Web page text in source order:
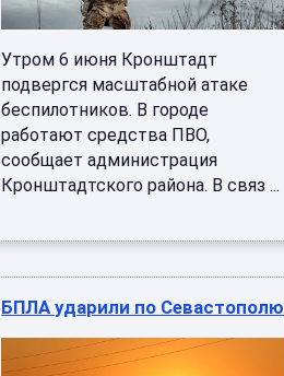
Утром 6 июня Кронштадт
подвергся масштабной атаке
беспилотников. В городе
работают средства ПВО,
сообщает администрация
Кронштадтского района. В связ ...
БПЛА ударили по Севастополю